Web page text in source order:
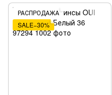
РАСПРОДАЖА
SALE−30%